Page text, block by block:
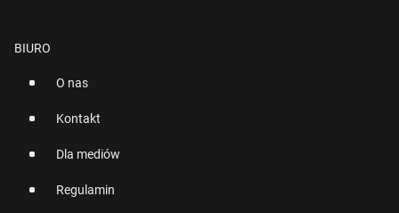
BIURO
O nas
Kontakt
Dla mediów
Regulamin